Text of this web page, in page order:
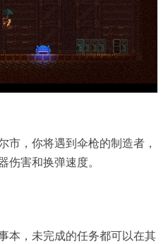
市，你将遇到伞枪的制造者，
伤害和换弹速度。
本，未完成的任务都可以在其